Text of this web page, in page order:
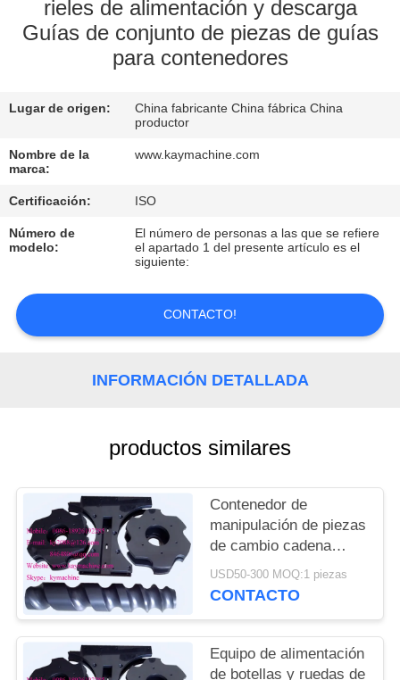
CONTROL
CONTACTO
NOTICIAS
UNA
COTIZACIÓN
PRIVACY
POLICY
rieles de alimentación y descarga
Guías de conjunto de piezas de guías
para contenedores
Lugar de origen:
China fabricante China fábrica China
productor
Nombre de la
marca:
www.kaymachine.com
Certificación: ISO
Número de
modelo:
El número de personas a las que se refiere
el apartado 1 del presente artículo es el
siguiente:
CONTACTO!
INFORMACIÓN DETALLADA
productos similares
Contenedor de
manipulación de piezas
de cambio cadena
transportadora para
cerveza línea de
alimentación China
fabricante
USD50-300 MOQ:1 piezas
CONTACTO
Equipo de alimentación
de botellas y ruedas de